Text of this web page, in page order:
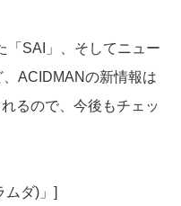
「SAI」、そしてニュー
ACIDMANの新情報は
るので、今後もチェッ
ムダ)」]